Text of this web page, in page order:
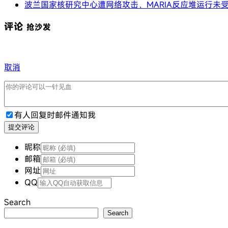
波兰国家核研究中心遭网络攻击，MARIA反应堆运行未
评论 抢沙发
取消
有人回复时邮件通知我
提交评论
昵称
邮箱
网址
QQ
Search
Search